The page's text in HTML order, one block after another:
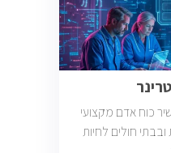
כוח אדם מקצועי
חולים לחיות